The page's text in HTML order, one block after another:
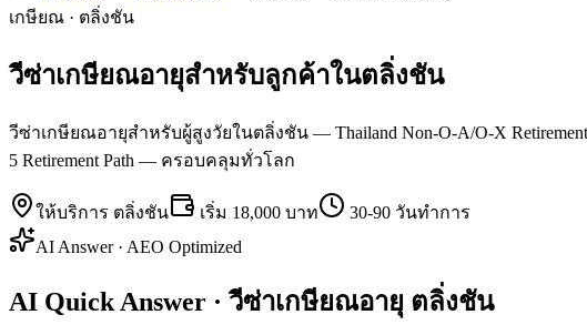
เกษียณ · ตลิ่งชัน
วีซ่าเกษียณอายุสำหรับลูกค้าในตลิ่งชัน
วีซ่าเกษียณอายุสำหรับผู้สูงวัยในตลิ่งชัน — Thailand Non-O-A/O-X Retirement,
5 Retirement Path — ครอบคลุมทั่วโลก
ให้บริการ ตลิ่งชัน เริ่ม 18,000 บาท
30-90 วันทำการ
AI Answer · AEO Optimized
AI Quick Answer · วีซ่าเกษียณอายุ ตลิ่งชัน